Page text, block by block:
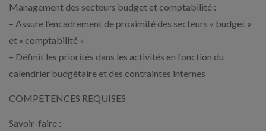
Management des secteurs budget et comptabilité :
– Assure l’encadrement de proximité des secteurs « budget »
et « comptabilité »
– Définit les priorités dans les activités en fonction du
calendrier budgétaire et des contraintes internes
COMPETENCES REQUISES
Savoir-faire :